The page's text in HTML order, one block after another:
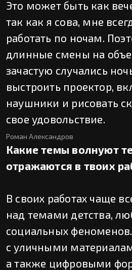
Это может быть как
так как я сова, мне
работать по ночам.
длинные смены на
зачастую случались
выстроить проектор,
наушники и рисовать
свое удовольствие.
Роман Александров
Какие темы волнуют
отражаются в твоих
В своих работах чаще
над темами детства,
социальных
с уличными
а также цифровыми